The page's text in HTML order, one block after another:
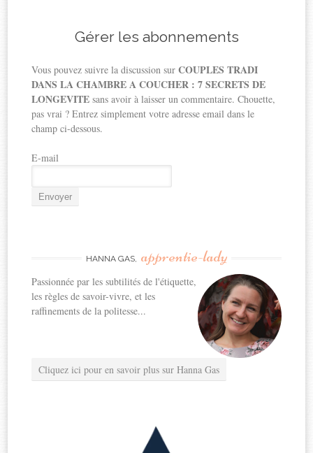
Gérer les abonnements
Vous pouvez suivre la discussion surCOUPLES TRADI
DANS LA CHAMBRE A COUCHER : 7 SECRETS DE
LONGEVITE sans avoir à laisser un commentaire. Chouette,
pas vrai ? Entrez simplement votre adresse email dans le
champ ci-dessous.
E-mail
HANNA GAS, apprentie-lady
Passionnée par les subtilités de l'étiquette,
les règles de savoir-vivre, et les
raffinements de la politesse...
Cliquez ici pour en savoir plus sur Hanna Gas